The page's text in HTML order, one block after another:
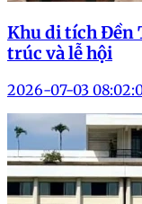
Khu di tích Đền
trúc và lễ hội
2026-07-03